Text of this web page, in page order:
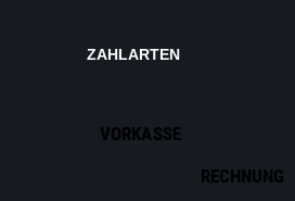
ZAHLARTEN
VORKASSE
RECHNUNG